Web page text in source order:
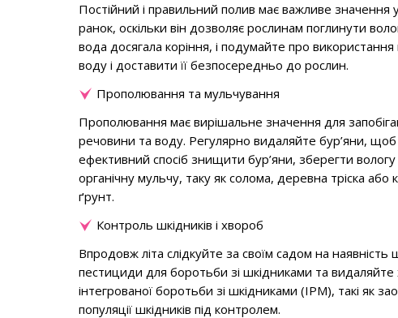
Постійний і правильний полив має важливе значення
ранок, оскільки він дозволяє рослинам поглинути
вода досягала коріння, і подумайте про
воду і доставити її безпосередньо до рослин.
Прополювання та мульчування
Прополювання має вирішальне значення для
речовини та воду. Регулярно видаляйте бур’яни,
ефективний спосіб знищити бур’яни, зберегти
органічну мульчу, таку як солома, деревна тріска
ґрунт.
Контроль шкідників і хвороб
Впродовж літа слідкуйте за своїм садом на наявність
пестициди для боротьби зі шкідниками та видаляйте
інтегрованої боротьби зі шкідниками (IPM), такі як
популяції шкідників під контролем.